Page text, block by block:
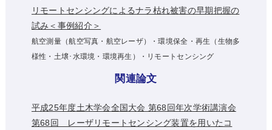
リモートセンシングによるナラ枯れ被害の早期把握の
試み＜事例紹介＞
航空測量（航空写真・航空レーザ）・環境保全・再生（生物多
様性・土壌･水環境・環境再生）・リモートセンシング
関連論文
平成25年度土木学会全国大会 第68回年次学術講演会
第68回 レーザリモートセンシング装置を用いたコ